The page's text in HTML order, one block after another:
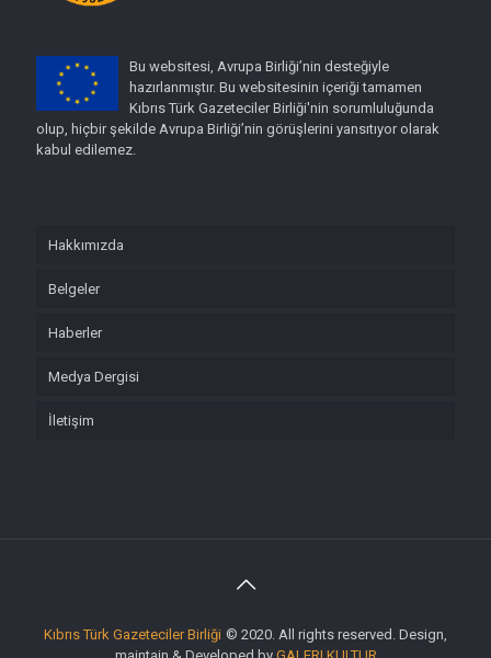
Bu websitesi, Avrupa Birliği’nin desteğiyle
hazırlanmıştır. Bu websitesinin içeriği tamamen
Kıbrıs Türk Gazeteciler Birliği'nin sorumluluğunda
olup, hiçbir şekilde Avrupa Birliği’nin görüşlerini yansıtıyor olarak
kabul edilemez.
Hakkımızda
Belgeler
Haberler
Medya Dergisi
İletişim
Kıbrıs Türk Gazeteciler Birliği © 2020. All rights reserved. Design,
maintain & Developed by GALERI KULTUR